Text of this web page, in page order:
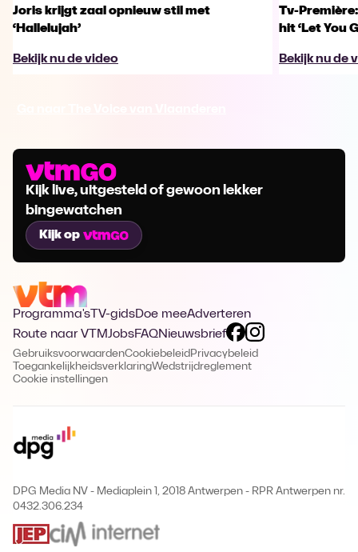
Joris krijgt zaal opnieuw stil met
‘Hallelujah’
Bekijk nu de video
Tv-
hit ‘Let You
Bekijk nu de
Kijk live, uitgesteld of gewoon lekker
bingewatchen
Kijk op
Programma's TV-gidsDoe meeAdverteren
Route naar VTMJobsFAQNieuwsbrief
GebruiksvoorwaardenCookiebeleid Privacybeleid
ToegankelijkheidsverklaringWedstrijdreglement
Cookie instellingen
DPG Media NV - Mediaplein 1, 2018 Antwerpen - RPR Antwerpen nr.
0432.306.234